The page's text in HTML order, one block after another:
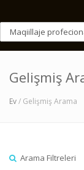
Gelişmiş
Ev/ Gelişmiş Arama
Arama Filtreleri